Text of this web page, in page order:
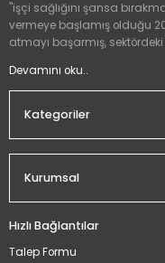
"işçi sağlığını şansa
vermeye başlamış olduğu
atmayı başarmış,
Devamını oku..
Kategoriler
Kurumsal
Hızlı Bağlantılar
Talep Formu